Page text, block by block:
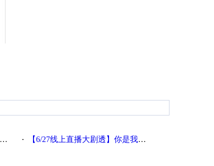
· 【6/27线上直播大剧透】你是我的眼，倍加福R2000让智造就在眼前